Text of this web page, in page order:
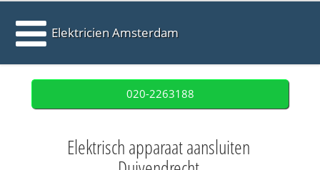
Elektricien Amsterdam
020-2263188
Elektrisch apparaat aansluiten